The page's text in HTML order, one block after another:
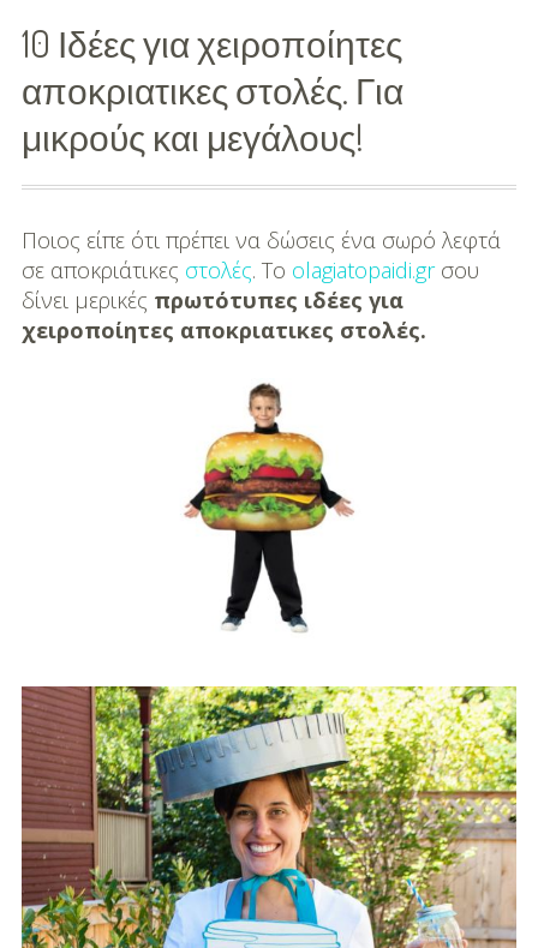
Διασκέδαση
Εκπαίδευση
Βάπτιση
Βάπτισης
Διάσημες
Βαπτίσεις
Συμβουλές
Διατροφής
Υγεία – Ψυχολογία
10 Ιδέες για χειροποίητες
αποκριατικες στολές. Για
μικρούς και μεγάλους!
Ποιος είπε ότι πρέπει να δώσεις ένα σωρό λεφτά
σε αποκριάτικες στολές. Τo olagiatopaidi.grσου
δίνει μερικές πρωτότυπες ιδέες για
χειροποίητες αποκριατικες στολές.